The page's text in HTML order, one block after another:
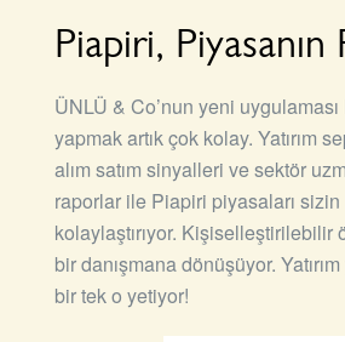
Piapiri, Piyasanın
ÜNLÜ & Co’nun yeni uygulaması
yapmak artık çok kolay. Yatırım
alım satım sinyalleri ve sektör
raporlar ile Piapiri piyasaları
kolaylaştırıyor. Kişiselleştirilebilir
bir danışmana dönüşüyor.
bir tek o yetiyor!